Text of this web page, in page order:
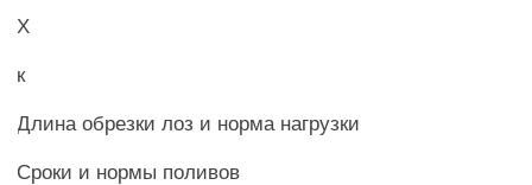
X
к
Длина обрезки лоз и норма нагрузки
Сроки и нормы поливов